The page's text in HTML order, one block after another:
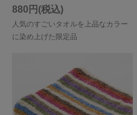
人気のすごいタオルを上品なカラー
に染め上げた限定品
880円